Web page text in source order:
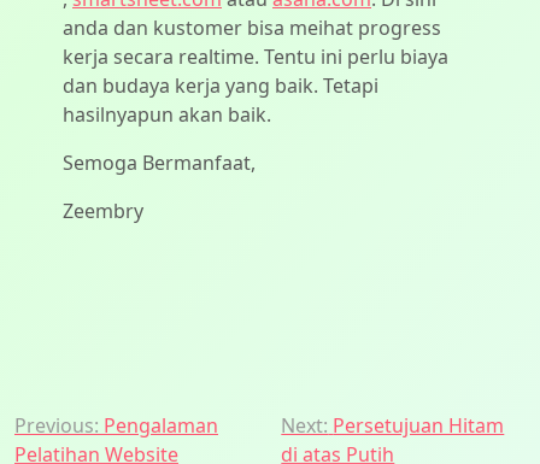
anda dan kustomer bisa meihat progress
kerja secara realtime. Tentu ini perlu biaya
dan budaya kerja yang baik. Tetapi
hasilnyapun akan baik.
Semoga Bermanfaat,
Zeembry
Post
Previous: Pengalaman
Pelatihan Website
Next: Persetujuan Hitam
di atas Putih